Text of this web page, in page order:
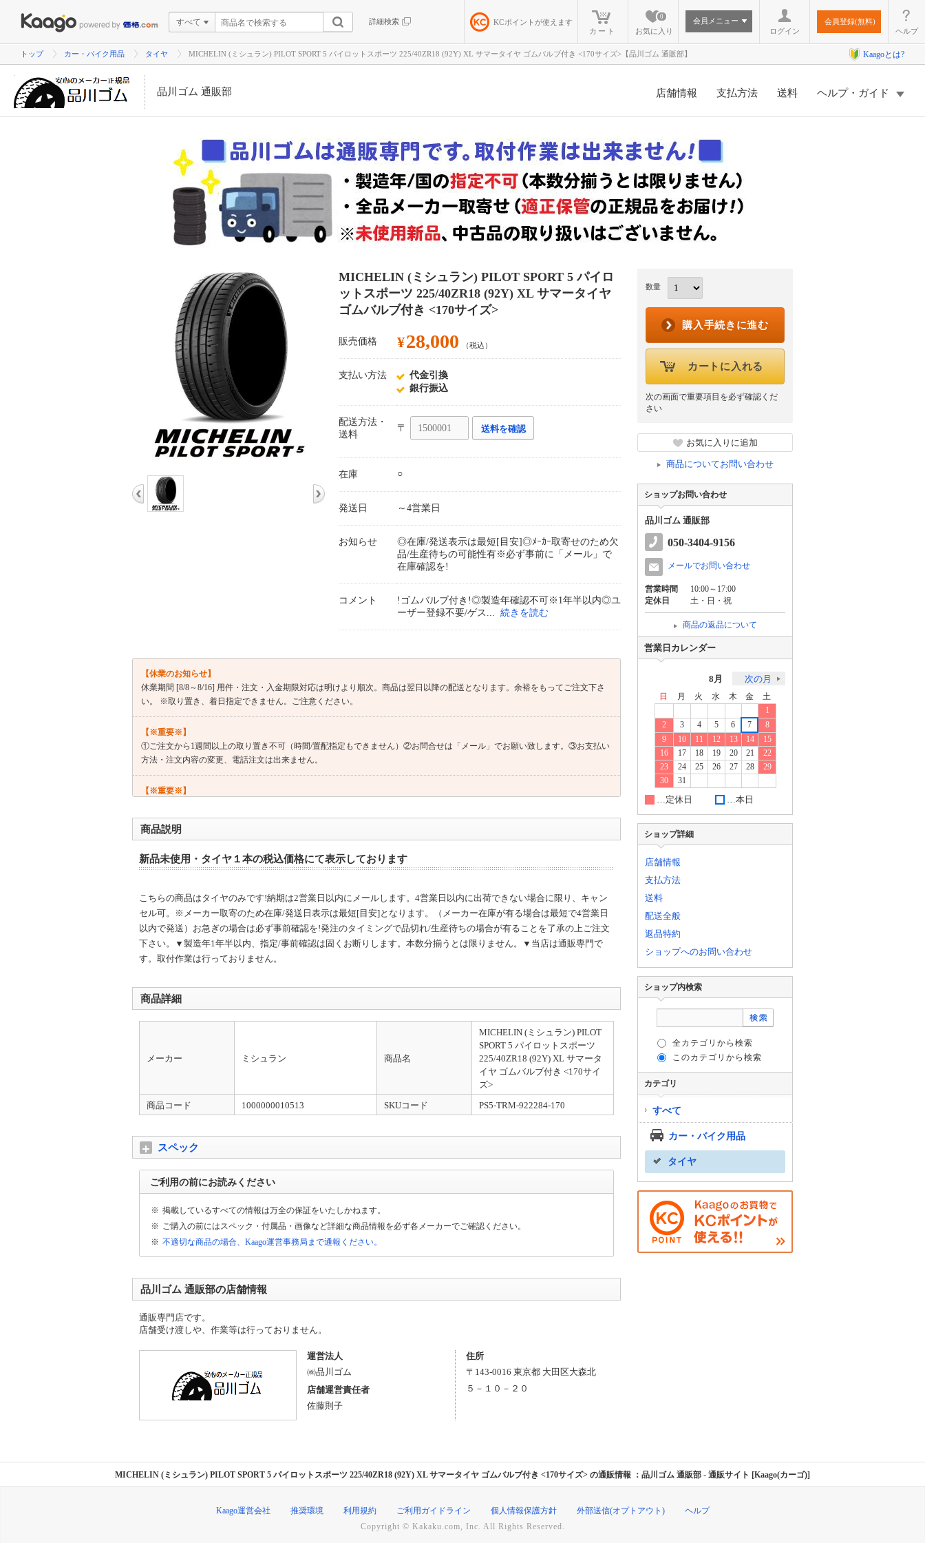
すべて 詳細検索 KCポイントが使えます
カート
お気に入り
0
会員メニュー
ログイン
会員登録(無料)
ヘルプ
トップ カー・バイク用品 タイヤ MICHELIN (ミシュラン) PILOT SPORT 5 パイロットスポーツ 225/40ZR18 (92Y) XL サマータイヤ ゴムバルブ付き <170サイズ>【品川ゴム 通販部】 Kaagoとは?
品川ゴム 通販部 店舗情報 支払方法 送料 ヘルプ・ガイド
MICHELIN (ミシュラン) PILOT SPORT 5 パイロ
ットスポーツ 225/40ZR18 (92Y) XL サマータイヤ
ゴムバルブ付き <170サイズ>
販売価格 ¥28,000 （税込）
支払い方法
代金引換
銀行振込
配送方法・
送料
〒 送料を確認
在庫 ○
発送日 ～4営業日
お知らせ
◎在庫/発送表示は最短[目安]◎ﾒｰｶｰ取寄せのため欠
品/生産待ちの可能性有※必ず事前に「メール」で
在庫確認を!
コメント
!ゴムバルブ付き!◎製造年確認不可※1年半以内◎ユ
ーザー登録不要/ゲス
続きを読む
【休業のお知らせ】
休業期間 [8/8～8/16] 用件・注文・入金期限対応は明けより順次。商品は翌日以降の配送となります。余裕をもってご注文下さ
い。 ※取り置き、着日指定できません。ご注意ください。
【※重要※】
①ご注文から1週間以上の取り置き不可（時間/置配指定もできません）②お問合せは「メール」でお願い致します。③お支払い
方法・注文内容の変更、電話注文は出来ません。
【※重要※】
◆ 製造年について
せん。）
◆ ご購入についての注意事項
①全品メーカー取寄せの為、在庫有り表示でもご注文のタイミングで、欠品・生産待ち（約1ヶ月以上）の場合がございます。
②店頭販売・取付作業・お車との適合確認は出来ません。
◆ お問い合わせ
電話での問合せはご遠慮ください。 メールでのご回答は随時行います。【！円滑な業務環境へのご協力をお願いいたしま
商品説明
新品未使用・タイヤ１本の税込価格にて表示しております
こちらの商品はタイヤのみです!納期は2営業日以内にメールします。4営業日以内に出荷できない場合に限り、キャン
セル可。※メーカー取寄のため在庫/発送日表示は最短[目安]となります。（メーカー在庫が有る場合は最短で4営業日
以内で発送）お急ぎの場合は必ず事前確認を!発注のタイミングで品切れ/生産待ちの場合が有ることを了承の上ご注文
下さい。▼製造年1年半以内、指定/事前確認は固くお断りします。本数分揃うとは限りません。▼当店は通販専門で
す。取付作業は行っておりません。
商品詳細
メーカー ミシュラン 商品名
MICHELIN (ミシュラン) PILOT
SPORT 5 パイロットスポーツ
225/40ZR18 (92Y) XL サマータ
イヤ ゴムバルブ付き <170サイ
ズ>
商品コード
1000000010513 SKUコード PS5-TRM-922284-170
スペック
ご利用の前にお読みください
※ 掲載しているすべての情報は万全の保証をいたしかねます。
※ ご購入の前にはスペック・付属品・画像など詳細な商品情報を必ず各メーカーでご確認ください。
※ 不適切な商品の場合、Kaago運営事務局まで通報ください。
品川ゴム 通販部の店舗情報
通販専門店です。
店舗受け渡しや、作業等は行っておりません。
運営法人
㈱品川ゴム
店舗運営責任者
佐藤則子
住所
〒 143-0016 東京都 大田区大森北
５－１０－２０
数量
購入手続きに進む
カートに入れる
次の画面で重要項目を必ず確認くだ
さい
お気に入りに追加
商品についてお問い合わせ
ショップお問い合わせ
品川ゴム 通販部
050-3404-9156
メールでお問い合わせ
営業時間
10:00～17:00
定休日
土・日・祝
商品の返品について
営業日カレンダー
8月 次の月
日 月 火 水 木 金
土
1
2
3 4 5 6 7
8
9
10 11 12 13 14
15
16
17 18 19 20 21
22
23
24 25 26 27 28
29
30
31
…定休日 …本日
ショップ詳細
店舗情報
支払方法
送料
配送全般
返品特約
ショップへのお問い合わせ
ショップ内検索
全カテゴリから検索
このカテゴリから検索
カテゴリ
すべて
カー・バイク用品
タイヤ
MICHELIN (ミシュラン) PILOT SPORT 5 パイロットスポーツ 225/40ZR18 (92Y) XL サマータイヤ ゴムバルブ付き <170サイズ> の通販情報 ：品川ゴム 通販部 - 通販サイト [Kaago(カーゴ)]
Kaago運営会社 推奨環境 利用規約 ご利用ガイドライン 個人情報保護方針 外部送信(オプトアウト)
ヘルプ
Copyright © Kakaku.com, Inc. All Rights Reserved.